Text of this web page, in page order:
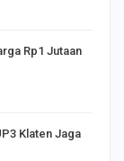
Rp1 Jutaan
Klaten Jaga